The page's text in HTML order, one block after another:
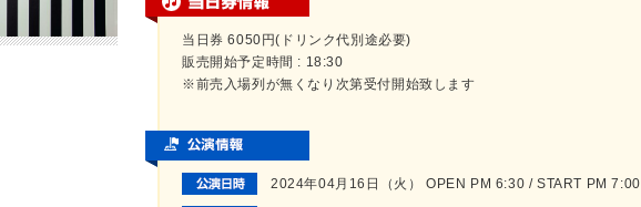
当日券 6050円(ドリンク代別途必要)
販売開始予定時間 : 18:30
※前売入場列が無くなり次第受付開始致します
2024年04月16日（火） OPEN PM 6:30 / START PM 7:00